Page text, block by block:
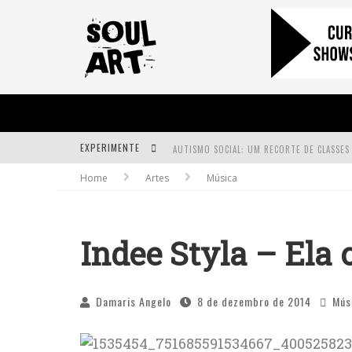
EXPERIMENTE
A SUBIDA DA RAMPA É DIFERENTE!
Home Artes Música
Indee Styla – Ela
Damaris Angelo 8 de dezembro de 2014